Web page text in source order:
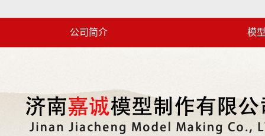
公司简介 模